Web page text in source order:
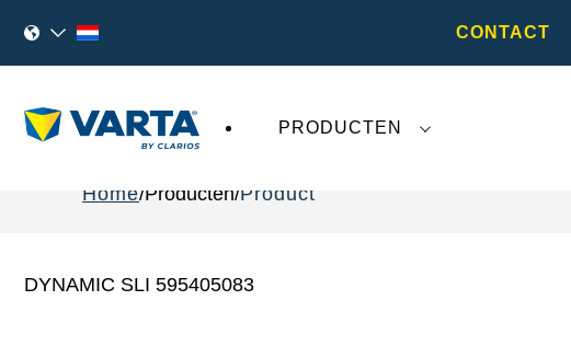
CONTACT
PRODUCTEN
Home Producten Product
DYNAMIC SLI 595405083